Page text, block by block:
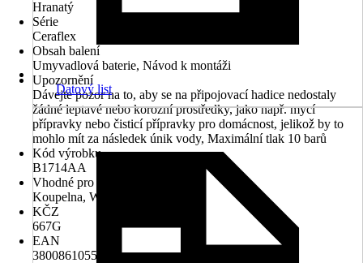
Hranatý
Série
Ceraflex
Obsah balení
Umyvadlová baterie, Návod k montáži
Upozornění
Dávejte pozor na to, aby se na připojovací hadice nedostaly
žádné leptavé nebo korozní prostředky, jako např. mycí
přípravky nebo čisticí přípravky pro domácnost, jelikož by to
mohlo mít za následek únik vody, Maximální tlak 10 barů
Kód výrobku
B1714AA
Vhodné pro prostory
Koupelna, WC
KČZ
667G
EAN
3800861055891
Datový list